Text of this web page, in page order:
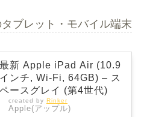
ブレット・モバイル端末
最新 Apple iPad Air (10.9
インチ, Wi-Fi, 64GB) – ス
ペースグレイ (第4世代)
created by Rinker
Apple(アップル)